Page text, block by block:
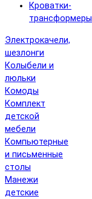
Кроватки-
трансформеры
Электрокачели,
шезлонги
Колыбели и
люльки
Комоды
Комплект
детской
мебели
Компьютерные
и письменные
столы
Манежи
детские